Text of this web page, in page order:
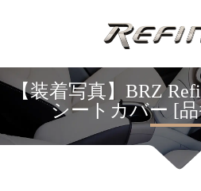
【装着写真】BRZ
シートカバー [品